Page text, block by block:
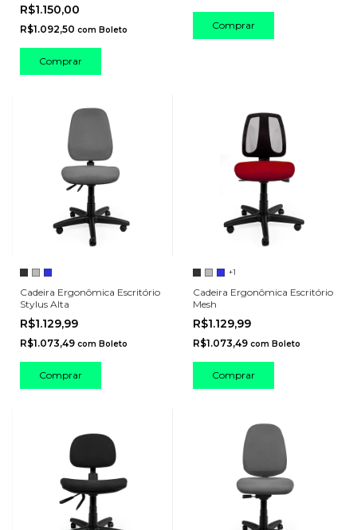
R$1.150,00
R$1.092,50 com Boleto
Comprar
Comprar
Cadeira Ergonômica Escritório
Stylus Alta
R$1.129,99
R$1.073,49 com Boleto
Comprar
+1
Cadeira Ergonômica Escritório
Mesh
R$1.129,99
R$1.073,49 com Boleto
Comprar